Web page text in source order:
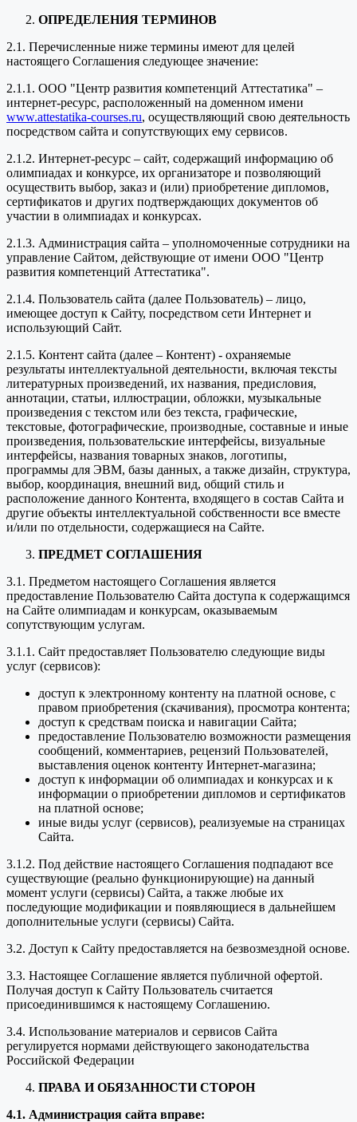
ОПРЕДЕЛЕНИЯ ТЕРМИНОВ
2.1. Перечисленные ниже термины имеют для целей
настоящего Соглашения следующее значение:
2.1.1. ООО "Центр развития компетенций Аттестатика" –
интернет-ресурс, расположенный на доменном имени
www.attestatika-courses.ru, осуществляющий свою деятельность
посредством сайта и сопутствующих ему сервисов.
2.1.2. Интернет-ресурс – сайт, содержащий информацию об
олимпиадах и конкурсе, их организаторе и позволяющий
осуществить выбор, заказ и (или) приобретение дипломов,
сертификатов и других подтверждающих документов об
участии в олимпиадах и конкурсах.
2.1.3. Администрация сайта – уполномоченные сотрудники на
управление Сайтом, действующие от имени ООО "Центр
развития компетенций Аттестатика".
2.1.4. Пользователь сайта (далее Пользователь) – лицо,
имеющее доступ к Сайту, посредством сети Интернет и
использующий Сайт.
2.1.5. Контент сайта (далее – Контент) - охраняемые
результаты интеллектуальной деятельности, включая тексты
литературных произведений, их названия, предисловия,
аннотации, статьи, иллюстрации, обложки, музыкальные
произведения с текстом или без текста, графические,
текстовые, фотографические, производные, составные и иные
произведения, пользовательские интерфейсы, визуальные
интерфейсы, названия товарных знаков, логотипы,
программы для ЭВМ, базы данных, а также дизайн, структура,
выбор, координация, внешний вид, общий стиль и
расположение данного Контента, входящего в состав Сайта и
другие объекты интеллектуальной собственности все вместе
и/или по отдельности, содержащиеся на Сайте.
ПРЕДМЕТ СОГЛАШЕНИЯ
3.1. Предметом настоящего Соглашения является
предоставление Пользователю Сайта доступа к содержащимся
на Сайте олимпиадам и конкурсам, оказываемым
сопутствующим услугам.
3.1.1. Сайт предоставляет Пользователю следующие виды
услуг (сервисов):
доступ к электронному контенту на платной основе, с
правом приобретения (скачивания), просмотра контента;
доступ к средствам поиска и навигации Сайта;
предоставление Пользователю возможности размещения
сообщений, комментариев, рецензий Пользователей,
выставления оценок контенту Интернет-магазина;
доступ к информации об олимпиадах и конкурсах и к
информации о приобретении дипломов и сертификатов
на платной основе;
иные виды услуг (сервисов), реализуемые на страницах
Сайта.
3.1.2. Под действие настоящего Соглашения подпадают все
существующие (реально функционирующие) на данный
момент услуги (сервисы) Сайта, а также любые их
последующие модификации и появляющиеся в дальнейшем
дополнительные услуги (сервисы) Сайта.
3.2. Доступ к Сайту предоставляется на безвозмездной основе.
3.3. Настоящее Соглашение является публичной офертой.
Получая доступ к Сайту Пользователь считается
присоединившимся к настоящему Соглашению.
3.4. Использование материалов и сервисов Сайта
регулируется нормами действующего законодательства
Российской Федерации
ПРАВА И ОБЯЗАННОСТИ СТОРОН
4.1. Администрация сайта вправе: